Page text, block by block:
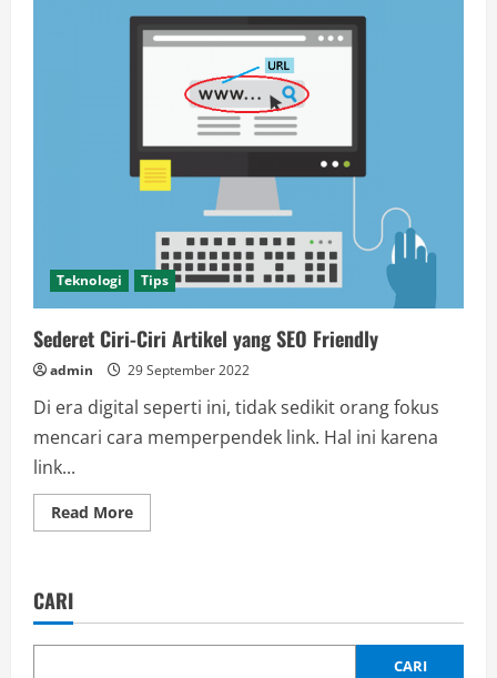
Teknologi Tips
Sederet Ciri-Ciri Artikel yang SEO Friendly
admin 29 September 2022
Di era digital seperti ini, tidak sedikit orang fokus
mencari cara memperpendek link. Hal ini karena
link...
Read MoreRead
more
yang
Friendly
CARI
CARI